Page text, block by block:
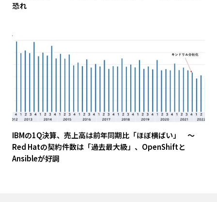
恐れ
IBMの1Q決算、売上高は前年同期比「ほぼ横ばい」 ～
Red Hatの契約件数は「過去最大級」、OpenShiftと
Ansibleが好調